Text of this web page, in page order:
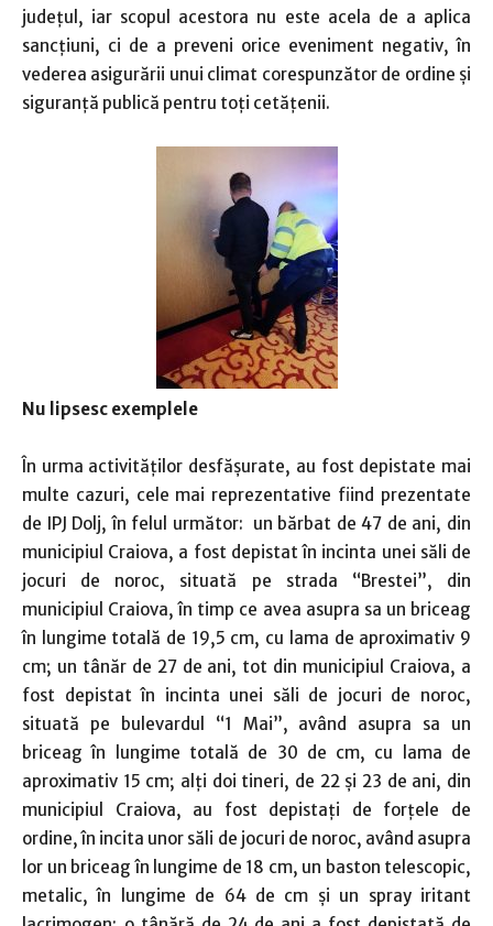
județul, iar scopul acestora nu este acela de a aplica
sancțiuni, ci de a preveni orice eveniment negativ, în
vederea asigurării unui climat corespunzător de ordine și
siguranță publică pentru toți cetățenii.
Nu lipsesc exemplele
În urma activităţilor desfăşurate, au fost depistate mai
multe cazuri, cele mai reprezentative fiind prezentate
de IPJ Dolj, în felul următor: un bărbat de 47 de ani, din
municipiul Craiova, a fost depistat în incinta unei săli de
jocuri de noroc, situată pe strada “Brestei”, din
municipiul Craiova, în timp ce avea asupra sa un briceag
în lungime totală de 19,5 cm, cu lama de aproximativ 9
cm; un tânăr de 27 de ani, tot din municipiul Craiova, a
fost depistat în incinta unei săli de jocuri de noroc,
situată pe bulevardul “1 Mai”, având asupra sa un
briceag în lungime totală de 30 de cm, cu lama de
aproximativ 15 cm; alţi doi tineri, de 22 şi 23 de ani, din
municipiul Craiova, au fost depistați de forţele de
ordine, în incita unor săli de jocuri de noroc, având asupra
lor un briceag în lungime de 18 cm, un baston telescopic,
metalic, în lungime de 64 de cm şi un spray iritant